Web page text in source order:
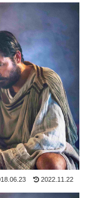
2022.11.22